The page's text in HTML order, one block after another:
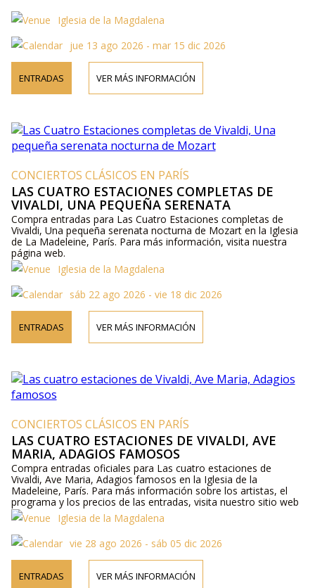
Iglesia de la Magdalena
jue 13 ago 2026 - mar 15 dic 2026
ENTRADAS VER MÁS INFORMACIÓN
CONCIERTOS CLÁSICOS EN PARÍS
LAS CUATRO ESTACIONES COMPLETAS DE
VIVALDI, UNA PEQUEÑA SERENATA
NOCTURNA DE MOZART
Compra entradas para Las Cuatro Estaciones completas de
Vivaldi, Una pequeña serenata nocturna de Mozart en la Iglesia
de La Madeleine, París. Para más información, visita nuestra
página web.
Iglesia de la Magdalena
sáb 22 ago 2026 - vie 18 dic 2026
ENTRADAS VER MÁS INFORMACIÓN
CONCIERTOS CLÁSICOS EN PARÍS
LAS CUATRO ESTACIONES DE VIVALDI, AVE
MARIA, ADAGIOS FAMOSOS
Compra entradas oficiales para Las cuatro estaciones de
Vivaldi, Ave Maria, Adagios famosos en la Iglesia de la
Madeleine, París. Para más información sobre los artistas, el
programa y los precios de las entradas, visita nuestro sitio web
o contáctanos por teléfono.
Iglesia de la Magdalena
vie 28 ago 2026 - sáb 05 dic 2026
ENTRADAS VER MÁS INFORMACIÓN